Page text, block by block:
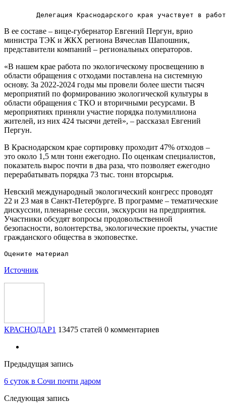
В ее составе – вице-губернатор Евгений Пергун, врио
министра ТЭК и ЖКХ региона Вячеслав Шапошник,
представители компаний – региональных операторов.
«В нашем крае работа по экологическому просвещению в
области обращения с отходами поставлена на системную
основу. За 2022-2024 годы мы провели более шести тысяч
мероприятий по формированию экологической культуры в
области обращения с ТКО и вторичными ресурсами. В
мероприятиях приняли участие порядка полумиллиона
жителей, из них 424 тысячи детей», – рассказал Евгений
Пергун.
В Краснодарском крае сортировку проходит 47% отходов –
это около 1,5 млн тонн ежегодно. По оценкам специалистов,
показатель вырос почти в два раза, что позволяет ежегодно
перерабатывать порядка 73 тыс. тонн вторсырья.
Невский международный экологический конгресс проводят
22 и 23 мая в Санкт-Петербурге. В программе – тематические
дискуссии, пленарные сессии, экскурсии на предприятия.
Участники обсудят вопросы продовольственной
безопасности, волонтерства, экологические проекты, участие
гражданского общества в экоповестке.
Источник
КРАСНОДАР1 13475 статей 0 комментариев
Предыдущая запись
6 суток в Сочи почти даром
Следующая запись